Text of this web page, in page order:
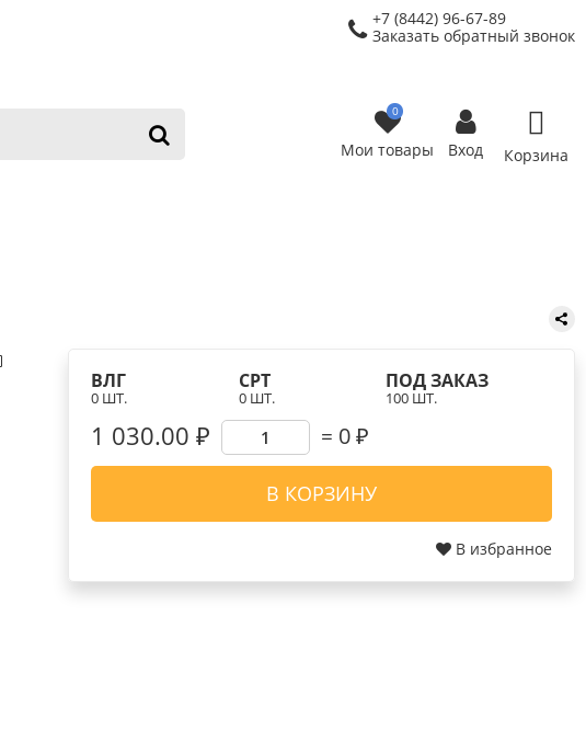
+7 (8442) 96-67-89
Заказать обратный звонок
0
Мои товары Вход Корзина
ВЛГ
0 ШТ.
СРТ
0 ШТ.
ПОД ЗАКАЗ
100 ШТ.
1 030.00 ₽ 0₽
В КОРЗИНУ
В избранное